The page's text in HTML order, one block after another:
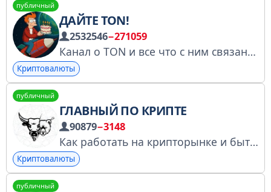
публичный
ДАЙТЕ TON!
2532546−271059
Канал о TON и все что с ним связано: 1. Аналитика 2. Инсайды 3. Авторское мнение Ведро для спама: @ton_telegrambot Бот с курсами криптовалют: @TonometerBot Чат: @chaTON_ru
Криптовалюты
публичный
ГЛАВНЫЙ ПО КРИПТЕ
90879−3148
Как работать на крипторынке и быть в плюсе? Как не терять деньги на стопах, на FOMO и на FUDe? Как понимать действия крупных игроков и торговать с ними? Анализ рынка и торговля в прямом эфире. Контакт: Виктор @ViktorsPC
Криптовалюты
публичный